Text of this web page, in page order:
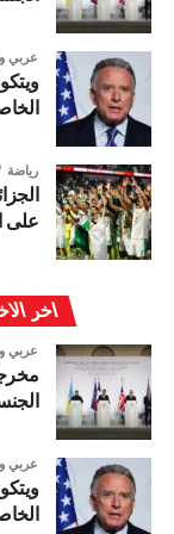
عربي
رياضة
على
اخر
عربي
عربي